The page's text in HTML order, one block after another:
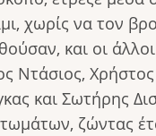
χωρίς να τον
και οι
Ντάσιος, Χρήστος
και Σωτήρης
ζώντας